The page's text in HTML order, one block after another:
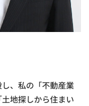
、私の「不動産業
地探しから住まい